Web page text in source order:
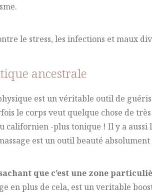
le stress, les infections et maux
ancestrale
est un véritable outil de
le corps veut quelque chose de
californien -plus tonique ! Il y a aussi
est un outil beauté
que c’est une zone
en plus de cela, est un veritable